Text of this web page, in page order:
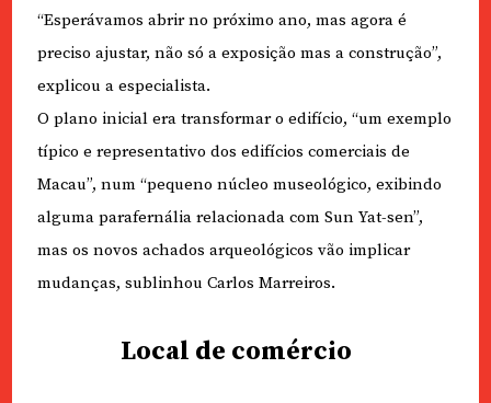
“Esperávamos abrir no próximo ano, mas agora é
preciso ajustar, não só a exposição mas a construção”,
explicou a especialista.
O plano inicial era transformar o edifício, “um exemplo
típico e representativo dos edifícios comerciais de
Macau”, num “pequeno núcleo museológico, exibindo
alguma parafernália relacionada com Sun Yat-sen”,
mas os novos achados arqueológicos vão implicar
mudanças, sublinhou Carlos Marreiros.
Local de comércio